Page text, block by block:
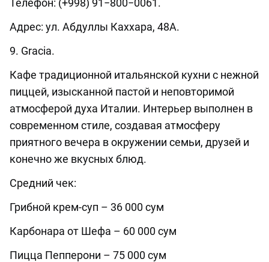
Телефон: (+998) 91−800−0061.
Адрес: ул. Абдуллы Каххара, 48А.
9. Gracia.
Кафе традиционной итальянской кухни с нежной
пиццей, изысканной пастой и неповторимой
атмосферой духа Италии. Интерьер выполнен в
современном стиле, создавая атмосферу
приятного вечера в окружении семьи, друзей и
конечно же вкусных блюд.
Средний чек:
Грибной крем-суп – 36 000 сум
Карбонара от Шефа – 60 000 сум
Пицца Пепперони – 75 000 сум